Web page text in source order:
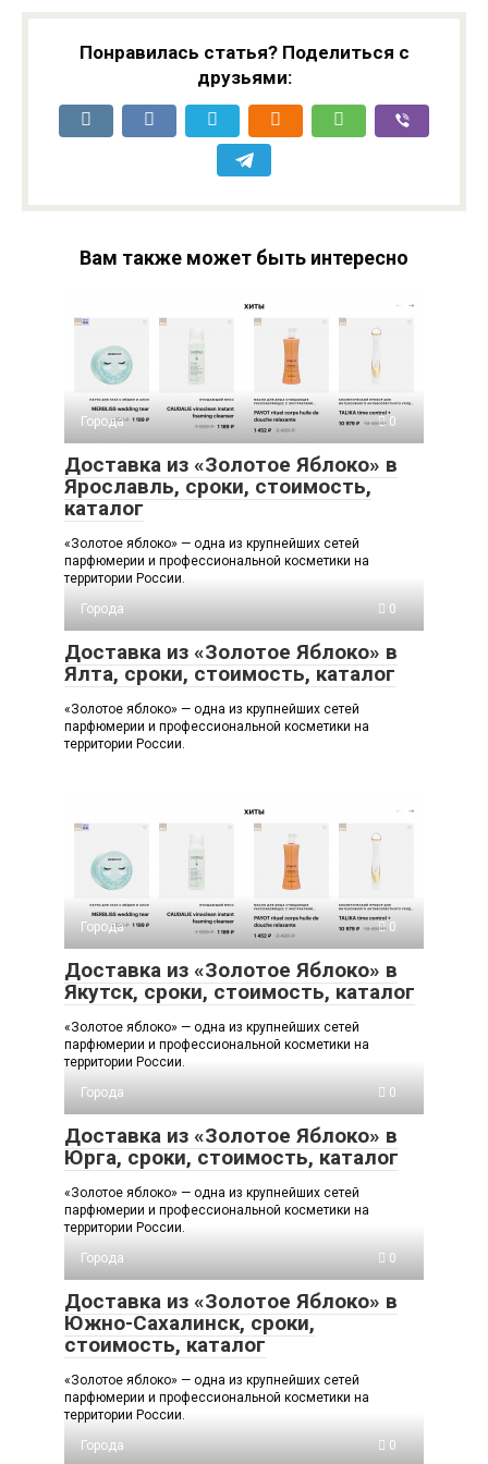
Понравилась статья? Поделиться с
друзьями:
Вам также может быть интересно
Города 0
Доставка из «Золотое Яблоко» в
Ярославль, сроки, стоимость,
каталог
«Золотое яблоко» — одна из крупнейших сетей
парфюмерии и профессиональной косметики на
территории России.
Города
0
Доставка из «Золотое Яблоко» в
Ялта, сроки, стоимость, каталог
«Золотое яблоко» — одна из крупнейших сетей
парфюмерии и профессиональной косметики на
территории России.
Города 0
Доставка из «Золотое Яблоко» в
Якутск, сроки, стоимость, каталог
«Золотое яблоко» — одна из крупнейших сетей
парфюмерии и профессиональной косметики на
территории России.
Города
0
Доставка из «Золотое Яблоко» в
Юрга, сроки, стоимость, каталог
«Золотое яблоко» — одна из крупнейших сетей
парфюмерии и профессиональной косметики на
территории России.
Города
0
Доставка из «Золотое Яблоко» в
Южно-Сахалинск, сроки,
стоимость, каталог
«Золотое яблоко» — одна из крупнейших сетей
парфюмерии и профессиональной косметики на
территории России.
Города
0